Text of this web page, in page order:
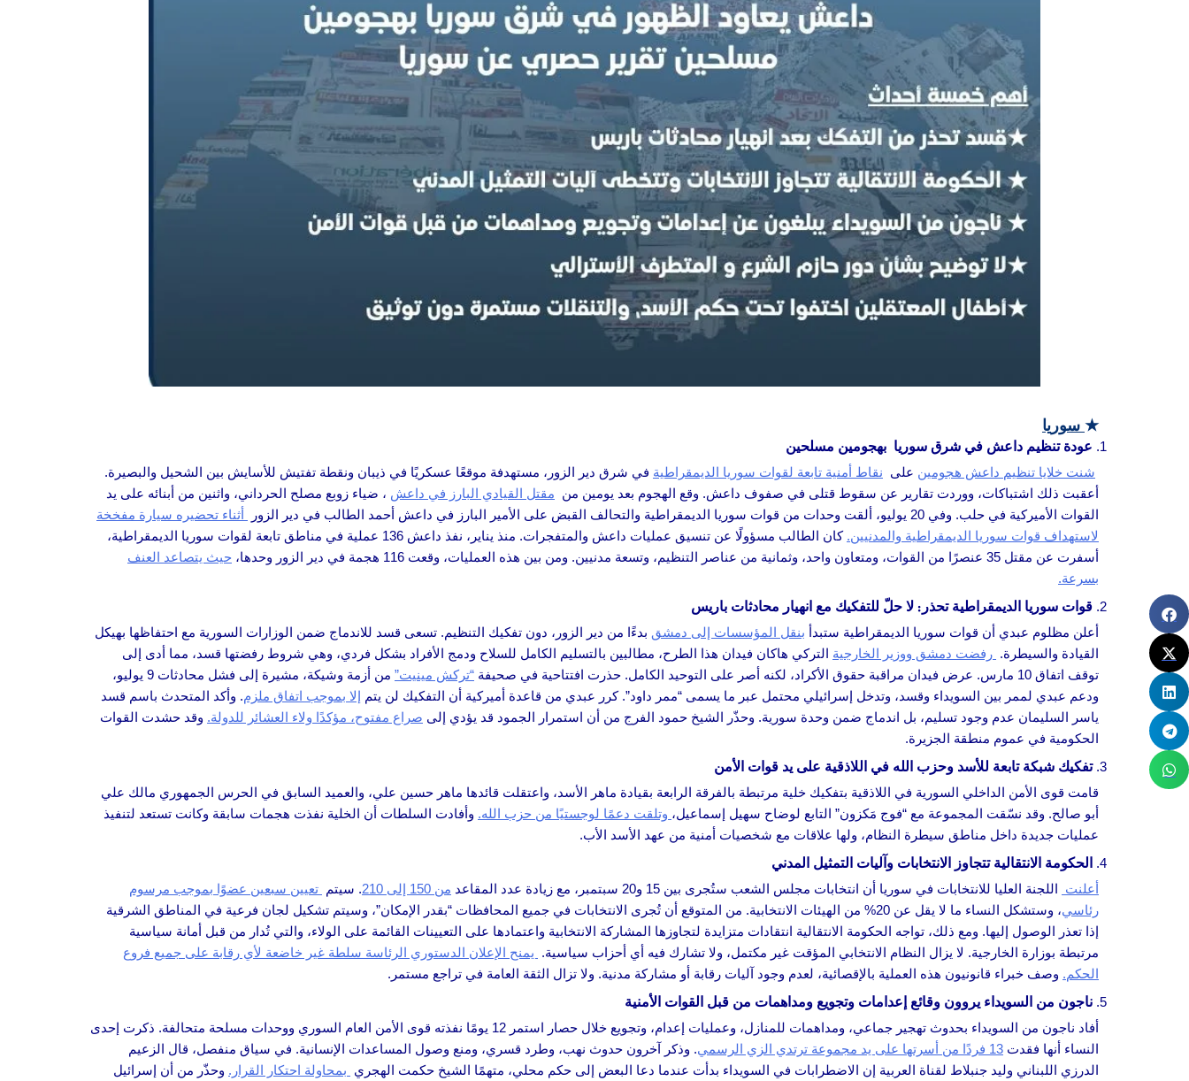
★ سوريا
عودة تنظيم داعش في شرق سوريا بهجومين مسلحين
شنت خلايا تنظيم داعش هجومين على نقاط أمنية تابعة لقوات سوريا الديمقراطية في شرق دير الزور، مستهدفة موقعًا عسكريًا في ذيبان ونقطة تفتيش للأسايش بين الشحيل والبصيرة.
أعقبت ذلك اشتباكات، ووردت تقارير عن سقوط قتلى في صفوف داعش. وقع الهجوم بعد يومين من مقتل القيادي البارز في داعش ، ضياء زوبع مصلح الحرداني، واثنين من أبنائه على يد
القوات الأميركية في حلب. وفي 20 يوليو، ألقت وحدات من قوات سوريا الديمقراطية والتحالف القبض على الأمير البارز في داعش أحمد الطالب في دير الزور
أثناء تحضيره سيارة مفخخة
لاستهداف قوات سوريا الديمقراطية والمدنيين.
كان الطالب مسؤولًا عن تنسيق عمليات داعش والمتفجرات. منذ يناير، نفذ داعش 136 عملية في مناطق تابعة لقوات سوريا الديمقراطية،
أسفرت عن مقتل 35 عنصرًا من القوات، ومتعاون واحد، وثمانية من عناصر التنظيم، وتسعة مدنيين. ومن بين هذه العمليات، وقعت 116 هجمة في دير الزور وحدها،
حيث يتصاعد العنف
بسرعة.
قوات سوريا الديمقراطية تحذر: لا حلّ للتفكيك مع انهيار محادثات باريس
أعلن مظلوم عبدي أن قوات سوريا الديمقراطية ستبدأ بنقل المؤسسات إلى دمشق بدءًا من دير الزور، دون تفكيك التنظيم. تسعى قسد للاندماج ضمن الوزارات السورية مع احتفاظها بهيكل
القيادة والسيطرة. رفضت دمشق ووزير الخارجية التركي هاكان فيدان هذا الطرح، مطالبين بالتسليم الكامل للسلاح ودمج الأفراد بشكل فردي، وهي شروط رفضتها قسد، مما أدى إلى
توقف اتفاق 10 مارس. عرض فيدان مراقبة حقوق الأكراد، لكنه أصر على التوحيد الكامل. حذرت افتتاحية في صحيفة
“تركش مينيت”
من أزمة وشيكة، مشيرة إلى فشل محادثات 9 يوليو،
ودعم عبدي لممر بين السويداء وقسد، وتدخل إسرائيلي محتمل عبر ما يسمى “ممر داود”. كرر عبدي من قاعدة أميركية أن التفكيك لن يتم إلا بموجب اتفاق ملزم. وأكد المتحدث باسم قسد
ياسر السليمان عدم وجود تسليم، بل اندماج ضمن وحدة سورية. وحذّر الشيخ حمود الفرج من أن استمرار الجمود قد يؤدي إلى صراع مفتوح، مؤكدًا ولاء العشائر للدولة. وقد حشدت القوات
الحكومية في عموم منطقة الجزيرة.
تفكيك شبكة تابعة للأسد وحزب الله في اللاذقية على يد قوات الأمن
قامت قوى الأمن الداخلي السورية في اللاذقية بتفكيك خلية مرتبطة بالفرقة الرابعة بقيادة ماهر الأسد، واعتقلت قائدها ماهر حسين علي، والعميد السابق في الحرس الجمهوري مالك علي
أبو صالح. وقد نسّقت المجموعة مع “فوج مَكزون” التابع لوضاح سهيل إسماعيل، وتلقت دعمًا لوجستيًا من حزب الله. وأفادت السلطات أن الخلية نفذت هجمات سابقة وكانت تستعد لتنفيذ
عمليات جديدة داخل مناطق سيطرة النظام، ولها علاقات مع شخصيات أمنية من عهد الأسد الأب.
الحكومة الانتقالية تتجاوز الانتخابات وآليات التمثيل المدني
أعلنت اللجنة العليا للانتخابات في سوريا أن انتخابات مجلس الشعب ستُجرى بين 15 و20 سبتمبر، مع زيادة عدد المقاعد من 150 إلى 210 . سيتم تعيين سبعين عضوًا بموجب مرسوم
رئاسي
، وستشكل النساء ما لا يقل عن 20% من الهيئات الانتخابية. من المتوقع أن تُجرى الانتخابات في جميع المحافظات “بقدر الإمكان”، وسيتم تشكيل لجان فرعية في المناطق الشرقية
إذا تعذر الوصول إليها. ومع ذلك، تواجه الحكومة الانتقالية انتقادات متزايدة لتجاوزها المشاركة الانتخابية واعتمادها على التعيينات القائمة على الولاء، والتي تُدار من قبل أمانة سياسية
مرتبطة بوزارة الخارجية. لا يزال النظام الانتخابي المؤقت غير مكتمل، ولا تشارك فيه أي أحزاب سياسية. يمنح الإعلان الدستوري الرئاسة سلطة غير خاضعة لأي رقابة على جميع فروع
الحكم. وصف خبراء قانونيون هذه العملية بالإقصائية، لعدم وجود آليات رقابة أو مشاركة مدنية. ولا تزال الثقة العامة في تراجع مستمر.
ناجون من السويداء يروون وقائع إعدامات وتجويع ومداهمات من قبل القوات الأمنية
أفاد ناجون من السويداء بحدوث تهجير جماعي، ومداهمات للمنازل، وعمليات إعدام، وتجويع خلال حصار استمر 12 يومًا نفذته قوى الأمن العام السوري ووحدات مسلحة متحالفة. ذكرت إحدى
النساء أنها فقدت 13 فردًا من أسرتها على يد مجموعة ترتدي الزي الرسمي
. وذكر آخرون حدوث نهب، وطرد قسري، ومنع وصول المساعدات الإنسانية. في سياق منفصل، قال الزعيم
الدرزي اللبناني وليد جنبلاط لقناة العربية إن الاضطرابات في السويداء بدأت عندما دعا البعض إلى حكم محلي، متهمًا الشيخ حكمت الهجري بمحاولة احتكار القرار. وحذّر من أن إسرائيل